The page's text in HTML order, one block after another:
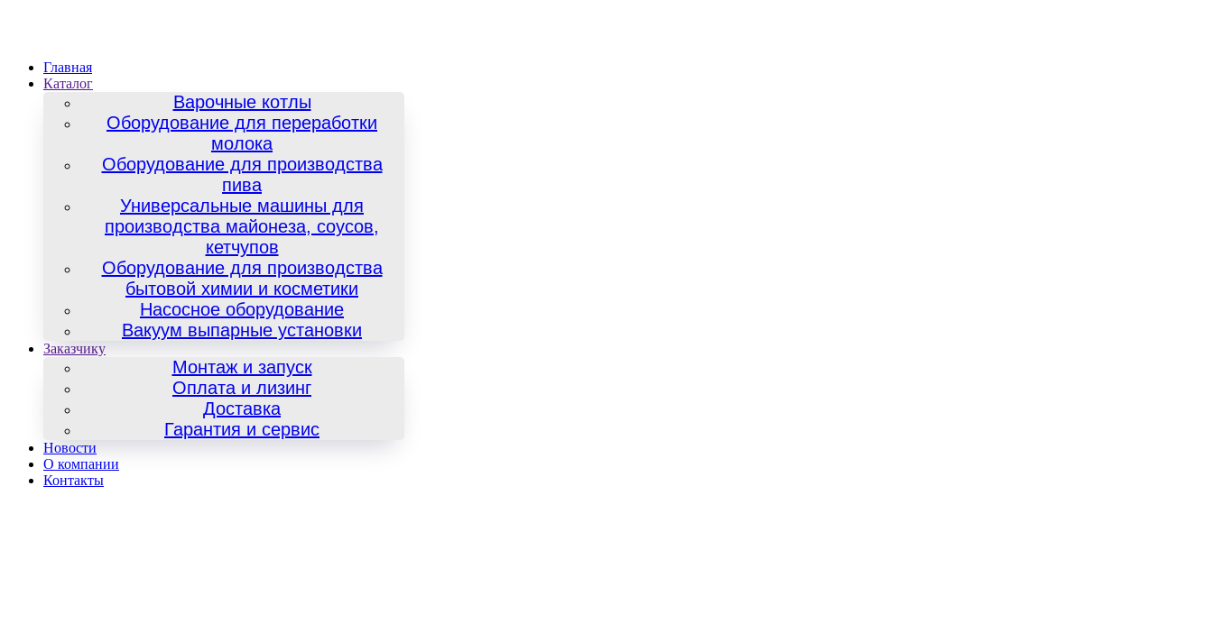
Главная
Каталог
Варочные котлы
Оборудование для переработки
молока
Оборудование для производства
пива
Универсальные машины для
производства майонеза, соусов,
кетчупов
Оборудование для производства
бытовой химии и косметики
Насосное оборудование
Вакуум выпарные установки
Заказчику
Монтаж и запуск
Оплата и лизинг
Доставка
Гарантия и сервис
Новости
О компании
Контакты